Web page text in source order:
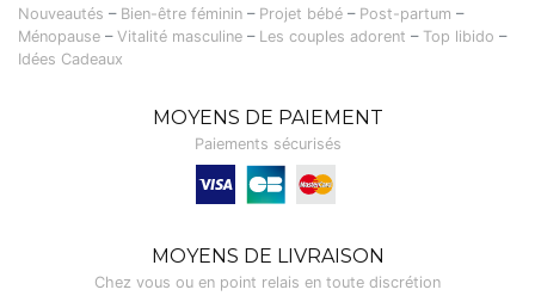
Nouveautés – Bien-être féminin – Projet bébé – Post-partum –
Ménopause – Vitalité masculine – Les couples adorent – Top libido –
Idées Cadeaux
MOYENS DE PAIEMENT
Paiements sécurisés
MOYENS DE LIVRAISON
Chez vous ou en point relais en toute discrétion